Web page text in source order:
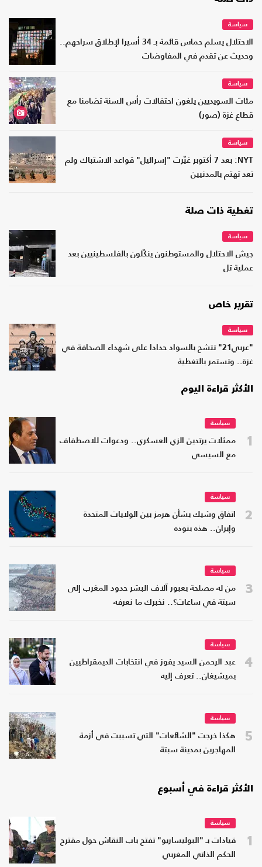
سياسة
الاحتلال يسلم حماس قائمة بـ 34 أسيرا لإطلاق سراحهم..
وحديث عن تقدم في المفاوضات
سياسة
مئات السويديين يلغون احتفالات رأس السنة تضامنا مع
قطاع غزة (صور)
سياسة
NYT: بعد 7 أكتوبر غيّرت "إسرائيل" قواعد الاشتباك ولم
تعد تهتم بالمدنيين
تغطية ذات صلة
سياسة
جيش الاحتلال والمستوطنون ينكّلون بالفلسطينيين بعد
عملية تل
تقرير خاص
سياسة
"عربي21" تتشح بالسواد حدادا على شهداء الصحافة في
غزة.. وتستمر بالتغطية
الأكثر قراءة اليوم
1
سياسة
ممثلات يرتدين الزي العسكري.. ودعوات للاصطفاف
مع السيسي
2
سياسة
اتفاق وشيك بشأن هرمز بين الولايات المتحدة
وإيران.. هذه بنوده
3
سياسة
من له مصلحة بعبور آلاف البشر حدود المغرب إلى
سبتة في ساعات؟.. نخبرك ما نعرفه
4
سياسة
عبد الرحمن السيد يفوز في انتخابات الديمقراطيين
بميشيغان.. تعرف إليه
5
سياسة
هكذا خرجت "الشائعات" التي تسببت في أزمة
المهاجرين بمدينة سبتة
الأكثر قراءة في أسبوع
1
سياسة
قيادات بـ "البوليساريو" تفتح باب النقاش حول مقترح
الحكم الذاتي المغربي